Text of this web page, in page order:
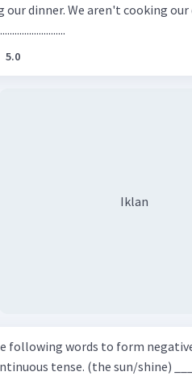
our dinner. He is playing the
5.0
Iklan
following words to form
present continuous tense. (the sun/shine)